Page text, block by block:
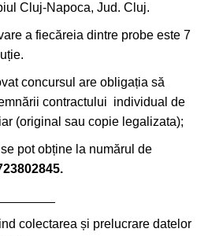
Cluj-Napoca, Jud. Cluj.
a fiecăreia dintre probe este 7
concursul are obligația să
contractului individual de
(original sau copie legalizata);
pot obține la numărul de
colectarea și prelucrare datelor